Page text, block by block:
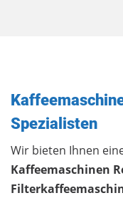
Spezialisten
Wir bieten Ihnen
Kaffeemaschinen